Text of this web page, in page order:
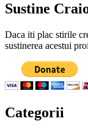
Sustine
Daca iti plac stirile
sustinerea acestui
Categorii